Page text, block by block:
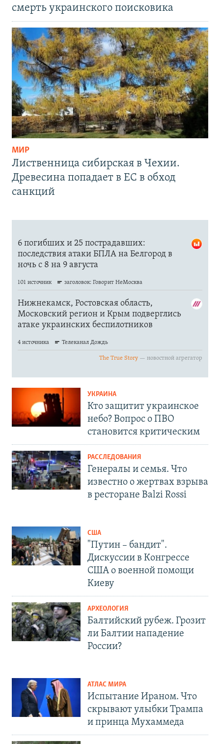
смерть украинского поисковика
МИР
Лиственница сибирская в Чехии.
Древесина попадает в ЕС в обход
санкций
УКРАИНА
Кто защитит украинское
небо? Вопрос о ПВО
становится критическим
РАССЛЕДОВАНИЯ
Генералы и семья. Что
известно о жертвах взрыва
в ресторане Balzi Rossi
США
"Путин – бандит".
Дискуссии в Конгрессе
США о военной помощи
Киеву
АРХЕОЛОГИЯ
Балтийский рубеж. Грозит
ли Балтии нападение
России?
АТЛАС МИРА
Испытание Ираном. Что
скрывают улыбки Трампа
и принца Мухаммеда